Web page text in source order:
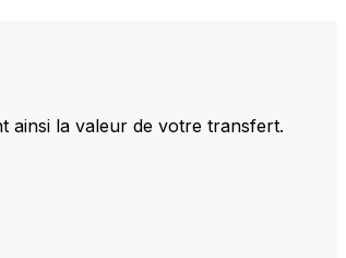
ainsi la valeur de votre transfert.